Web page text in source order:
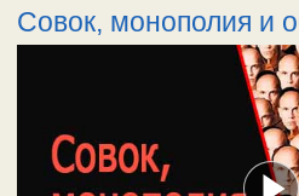
Совок, монополия и